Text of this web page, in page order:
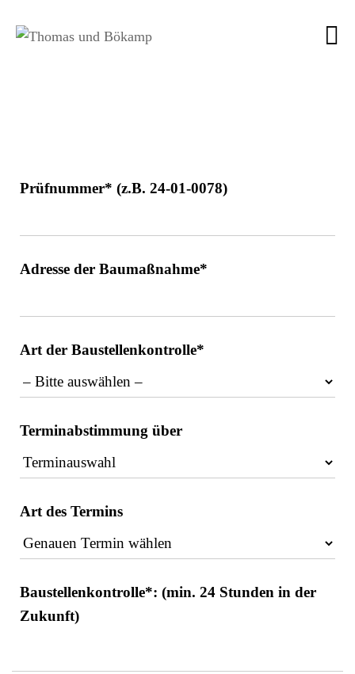
Prüfnummer* (z.B. 24-01-0078)
Adresse der Baumaßnahme*
Art der Baustellenkontrolle*
Terminabstimmung über
Art des Termins
Baustellenkontrolle*: (min. 24 Stunden in der
Zukunft)